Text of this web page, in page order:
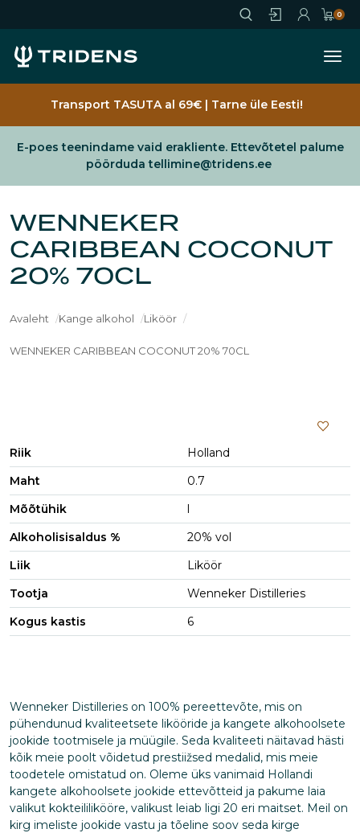
Ava Sisene Registreeru Ostukorv
0
Transport TASUTA al 69€ | Tarne üle Eesti!
E-poes teenindame vaid erakliente. Ettevõtetel palume
pöörduda tellimine@tridens.ee
WENNEKER
CARIBBEAN COCONUT
20% 70CL
Avaleht Kange alkohol Liköör
WENNEKER CARIBBEAN COCONUT 20% 70CL
Riik
Holland
Maht
0.7
Mõõtühik
l
Alkoholisisaldus %
20% vol
Liik
Liköör
Tootja
Wenneker Distilleries
Kogus kastis
6
Wenneker Distilleries on 100% pereettevõte, mis on
pühendunud kvaliteetsete likööride ja kangete alkohoolsete
jookide tootmisele ja müügile. Seda kvaliteeti näitavad hästi
kõik meie poolt võidetud prestiižsed medalid, mis meie
toodetele omistatud on. Oleme üks vanimaid Hollandi
kangete alkohoolsete jookide ettevõtteid ja pakume laia
valikut kokteililikööre, valikust leiab ligi 20 eri maitset. Meil on
kirg imeliste jookide vastu ja tõeline soov seda kirge